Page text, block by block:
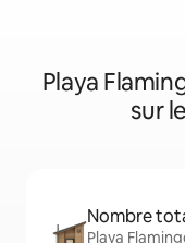
Playa
sur
Nombre
Playa